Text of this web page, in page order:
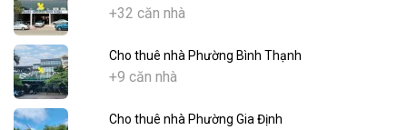
+32 căn nhà
Cho thuê nhà Phường Bình Thạnh
+9 căn nhà
Cho thuê nhà Phường Gia Định